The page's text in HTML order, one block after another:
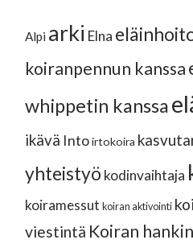
Alpi arki Elna
koiranpennun kanssa
whippetin kanssa
ikävä Intoirtokoira
yhteistyö kodinvaihtaja
koiramessut koiran aktivointi
viestintä Koiran